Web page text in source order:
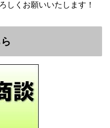
しくお願いいたします！